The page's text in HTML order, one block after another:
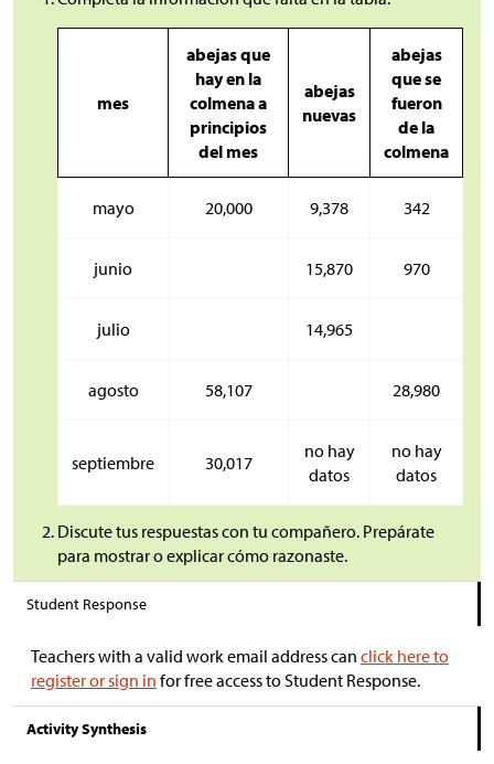
mes
abejas que
hay en la
colmena a
principios
del mes
abejas
nuevas
abejas
que se
fueron
de la
colmena
mayo 20,000 9,378 342
junio 15,870 970
julio 14,965
agosto 58,107 28,980
septiembre 30,017
no hay
datos
no hay
datos
Discute tus respuestas con tu compañero. Prepárate
para mostrar o explicar cómo razonaste.
Student Response
Teachers with a valid work email address can click here to
register or sign in for free access to Student Response.
Activity Synthesis